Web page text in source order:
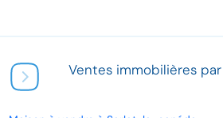
Ventes immobilières